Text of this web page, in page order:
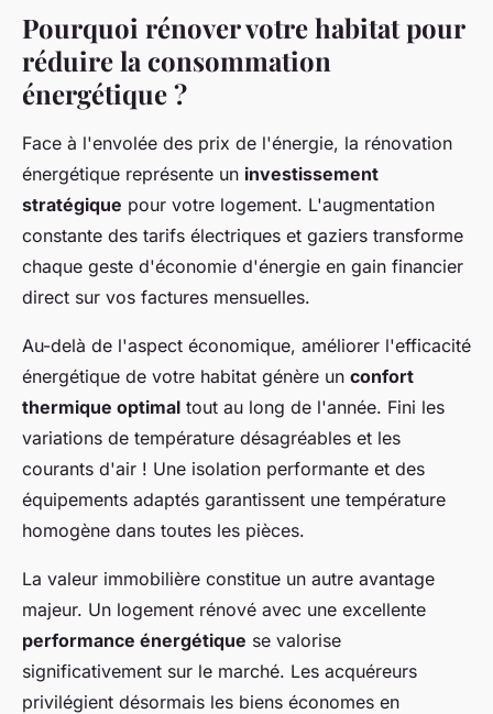
Pourquoi rénover votre habitat pour
réduire la consommation
énergétique ?
Face à l'envolée des prix de l'énergie, la rénovation
énergétique représente un investissement
stratégique pour votre logement. L'augmentation
constante des tarifs électriques et gaziers transforme
chaque geste d'économie d'énergie en gain financier
direct sur vos factures mensuelles.
Au-delà de l'aspect économique, améliorer l'efficacité
énergétique de votre habitat génère un confort
thermique optimal tout au long de l'année. Fini les
variations de température désagréables et les
courants d'air ! Une isolation performante et des
équipements adaptés garantissent une température
homogène dans toutes les pièces.
La valeur immobilière constitue un autre avantage
majeur. Un logement rénové avec une excellente
performance énergétique se valorise
significativement sur le marché. Les acquéreurs
privilégient désormais les biens économes en